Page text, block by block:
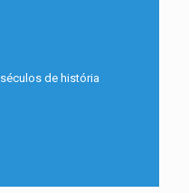
de história